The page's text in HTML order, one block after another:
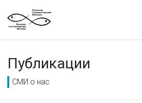
Публикации
СМИ о нас